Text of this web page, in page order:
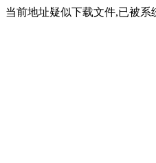
当前地址疑似下载文件,已被